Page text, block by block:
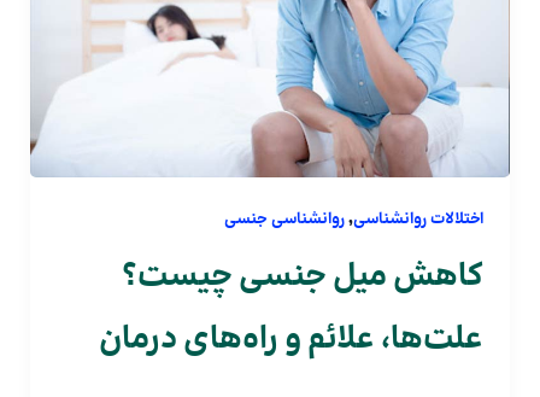
اختلالات روانشناسی,روانشناسی جنسی
کاهش میل جنسی چیست؟
علت‌ها، علائم و راه‌های درمان